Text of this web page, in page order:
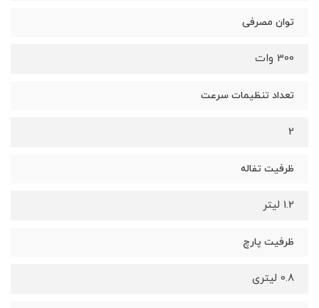
توان مصرفی
300 وات
تعداد تنظیمات سرعت
2
ظرفیت تفاله
1.2 لیتر
ظرفیت پارچ
0.8 لیتری